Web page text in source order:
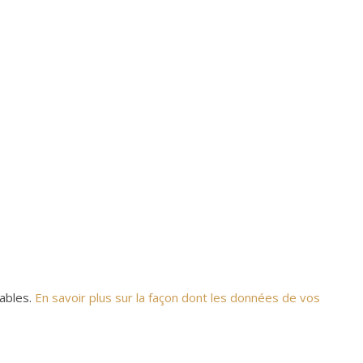
En savoir plus sur la façon dont les données de vos